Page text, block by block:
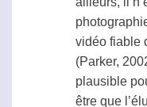
vidéo fiable
(Parker,
plausible
être que